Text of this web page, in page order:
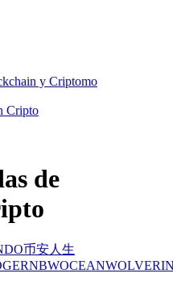
y Criptomo
Cripto
de
币安人生
RNBWOCEAN